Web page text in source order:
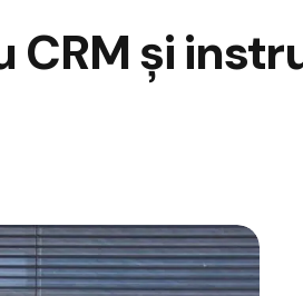
și